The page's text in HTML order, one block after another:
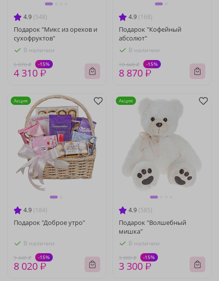
4.9 (548)
Подарок "Микс из орехов и
сухофруктов"
В наличии
5 070 ₽ -15%
4 310 ₽
4.9 (168)
Подарок "Кофейный
абсолют"
В наличии
10 440 ₽ -15%
8 870 ₽
4.9 (184)
Подарок "Доброе утро"
В наличии
9 440 ₽ -15%
8 020 ₽
Акция
4.9 (585)
Подарок "Волшебный
мишка"
В наличии
3 880 ₽ -15%
3 300 ₽
Акция